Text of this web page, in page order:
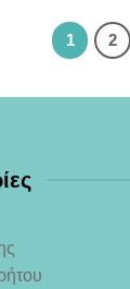
1 2